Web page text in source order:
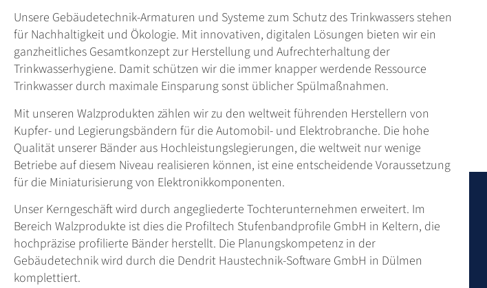
Unsere Gebäudetechnik-Armaturen und Systeme zum Schutz des Trinkwassers stehen
für Nachhaltigkeit und Ökologie. Mit innovativen, digitalen Lösungen bieten wir ein
ganzheitliches Gesamtkonzept zur Herstellung und Aufrechterhaltung der
Trinkwasserhygiene. Damit schützen wir die immer knapper werdende Ressource
Trinkwasser durch maximale Einsparung sonst üblicher Spülmaßnahmen.
Mit unseren Walzprodukten zählen wir zu den weltweit führenden Herstellern von
Kupfer- und Legierungsbändern für die Automobil- und Elektrobranche. Die hohe
Qualität unserer Bänder aus Hochleistungslegierungen, die weltweit nur wenige
Betriebe auf diesem Niveau realisieren können, ist eine entscheidende Voraussetzung
für die Miniaturisierung von Elektronikkomponenten.
Unser Kerngeschäft wird durch angegliederte Tochterunternehmen erweitert. Im
Bereich Walzprodukte ist dies die Profiltech Stufenbandprofile GmbH in Keltern, die
hochpräzise profilierte Bänder herstellt. Die Planungskompetenz in der
Gebäudetechnik wird durch die Dendrit Haustechnik-Software GmbH in Dülmen
komplettiert.